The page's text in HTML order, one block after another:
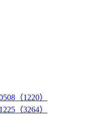
（1220）
（3264）